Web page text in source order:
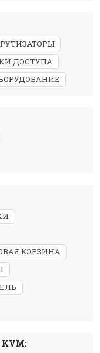
ДОСТУПА
КОРЗИНА
KVM: